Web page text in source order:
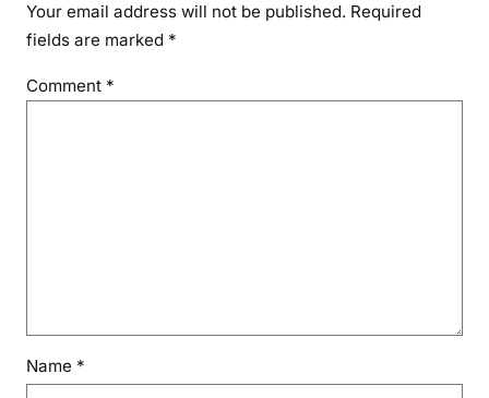
Your email address will not be published. Required
fields are marked *
Comment *
Name *